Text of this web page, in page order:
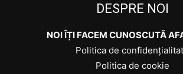
DESPRE NOI
NOI ÎȚI FACEM CUNOSCUTĂ
Politica de
Politica de cookie